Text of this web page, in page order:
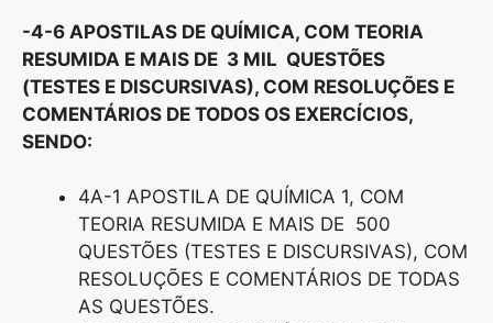
-4-6 APOSTILAS DE QUÍMICA, COM TEORIA
RESUMIDA E MAIS DE 3 MIL QUESTÕES
(TESTES E DISCURSIVAS), COM RESOLUÇÕES E
COMENTÁRIOS DE TODOS OS EXERCÍCIOS,
SENDO:
4A-1 APOSTILA DE QUÍMICA 1, COM
TEORIA RESUMIDA E MAIS DE 500
QUESTÕES (TESTES E DISCURSIVAS), COM
RESOLUÇÕES E COMENTÁRIOS DE TODAS
AS QUESTÕES.